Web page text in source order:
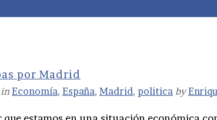
por Madrid
in Economía, España, Madrid, politica by